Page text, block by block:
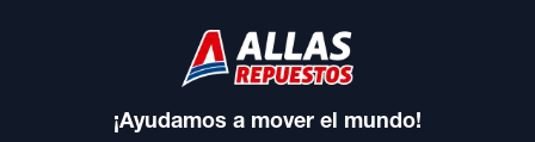
¡Ayudamos a mover el mundo!